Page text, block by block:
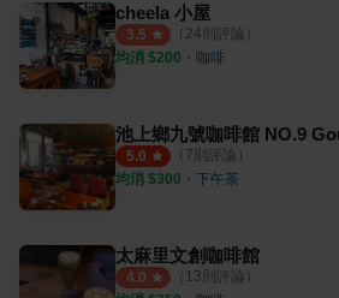
cheela 小屋
3.5 （ 24則評論）
均消 $200 ・ 咖啡
5.0 （ 7則評論）
均消 $300 ・ 下午茶
太麻里文創咖啡館
4.0 （ 13則評論）